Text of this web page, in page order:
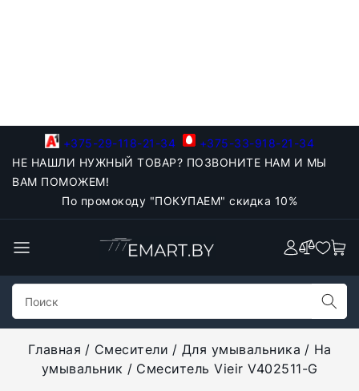
+375-29-118-21-34
+375-33-918-21-34
НЕ НАШЛИ НУЖНЫЙ ТОВАР? ПОЗВОНИТЕ НАМ И МЫ
ВАМ ПОМОЖЕМ!
По промокоду "ПОКУПАЕМ" скидка 10%
Главная Смесители Для умывальника
На
умывальник
Смеситель Vieir V402511-G